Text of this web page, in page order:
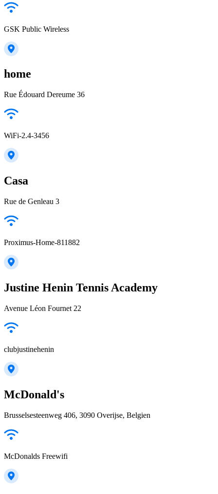
GSK Public Wireless
home
Rue Édouard Dereume 36
WiFi-2.4-3456
Casa
Rue de Genleau 3
Proximus-Home-811882
Justine Henin Tennis Academy
Avenue Léon Fournet 22
clubjustinehenin
McDonald's
Brusselsesteenweg 406, 3090 Overijse, Belgien
McDonalds Freewifi